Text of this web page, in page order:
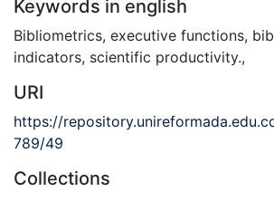
Keywords in english
Bibliometrics, executive functions,
indicators, scientific productivity.,
URI
https://
789/49
Collections